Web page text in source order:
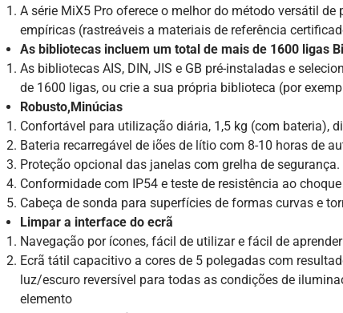
A série MiX5 Pro oferece o melhor do método versátil
empíricas (rastreáveis a materiais de referência
As bibliotecas incluem um total de mais de 1600 ligas
As bibliotecas AIS, DIN, JIS e GB pré-instaladas e
de 1600 ligas, ou crie a sua própria biblioteca (por
Robusto,Minúcias
Confortável para utilização diária, 1,5 kg (com bateria),
Bateria recarregável de iões de lítio com 8-10 horas de
Proteção opcional das janelas com grelha de
Conformidade com IP54 e teste de resistência ao
Cabeça de sonda para superfícies de formas curvas e
Limpar a interface do ecrã
Navegação por ícones, fácil de utilizar e fácil de aprender
Ecrã tátil capacitivo a cores de 5 polegadas com
luz/escuro reversível para todas as condições de
elemento